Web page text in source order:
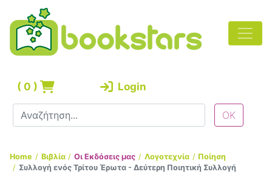
( 0 ) Login
Home Βιβλία Οι Εκδόσεις μας Λογοτεχνία
Ποίηση
Συλλογή ενός Τρίτου Έρωτα - Δεύτερη Ποιητική Συλλογή